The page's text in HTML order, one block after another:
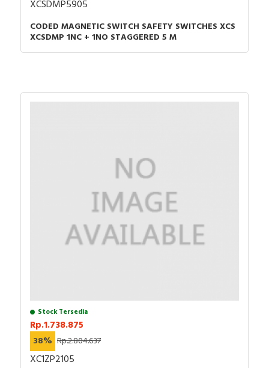
XCSDMP5905
CODED MAGNETIC SWITCH SAFETY SWITCHES XCS
XCSDMP 1NC + 1NO STAGGERED 5 M
Stock Tersedia
Rp.1.738.875
38% Rp.2.804.637
XC1ZP2105